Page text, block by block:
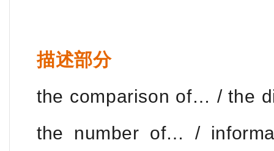
描述部分
the comparison of… / the
the number of… /